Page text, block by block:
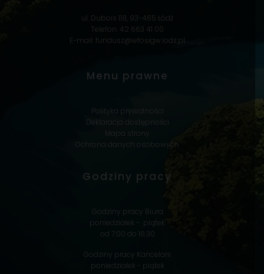
ul. Dubois 118, 93-465 Łódź
Telefon: 42 663 41 00
E-mail: fundusz@wfosigw.lodz.pl
Menu prawne
Polityka prywatności
Deklaracja dostępności
Mapa strony
Ochrona danych osobowych
Godziny pracy
Godziny pracy Biura
poniedziałek - piątek
od 7:00 do 16:30
Godziny pracy Kancelarii
poniedziałek - piątek